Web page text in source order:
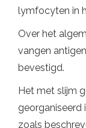
lymfocyten in
Over het
vangen
bevestigd.
Het met slijm
georganiseerd
zoals